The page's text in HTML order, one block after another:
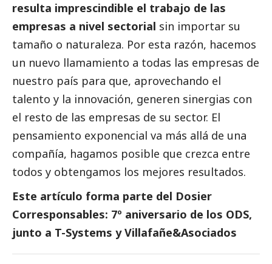
resulta imprescindible el trabajo de las
empresas a nivel sectorial sin importar su
tamaño o naturaleza. Por esta razón, hacemos
un nuevo llamamiento a todas las empresas de
nuestro país para que, aprovechando el
talento y la innovación, generen sinergias con
el resto de las empresas de su sector. El
pensamiento exponencial va más allá de una
compañía, hagamos posible que crezca entre
todos y obtengamos los mejores resultados.
Este artículo forma parte del Dosier
Corresponsables: 7º aniversario de los ODS,
junto a T-Systems y Villafañe&Asociados